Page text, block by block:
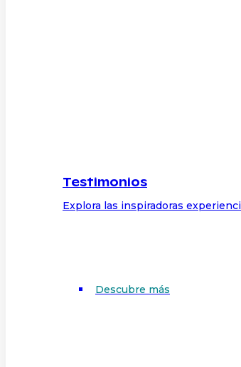
Testimonios
Explora las inspiradoras
Descubre más